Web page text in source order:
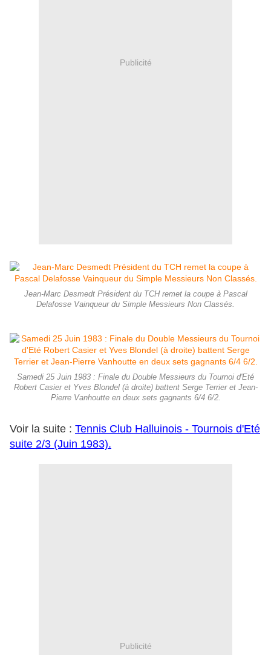
Publicité
Jean-Marc Desmedt Président du TCH remet la coupe à Pascal
Delafosse Vainqueur du Simple Messieurs Non Classés.
Samedi 25 Juin 1983 : Finale du Double Messieurs du Tournoi d'Eté
Robert Casier et Yves Blondel (à droite) battent Serge Terrier et Jean-
Pierre Vanhoutte en deux sets gagnants 6/4 6/2.
Voir la suite : Tennis Club Halluinois - Tournois d'Eté
suite 2/3 (Juin 1983).
Publicité